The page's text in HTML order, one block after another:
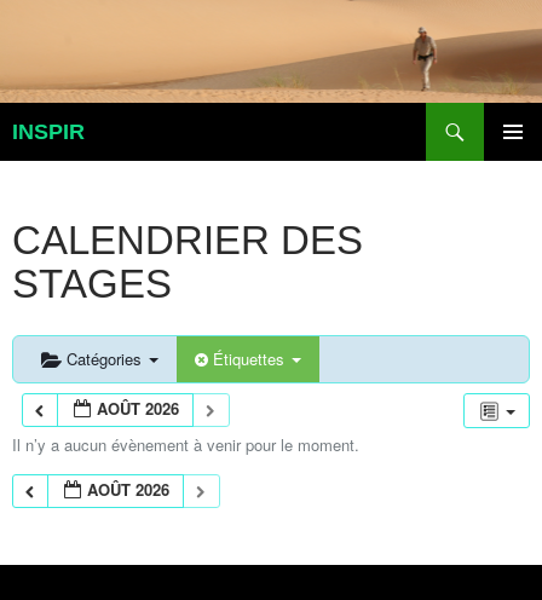
INSPIR
CALENDRIER DES
STAGES
Catégories Étiquettes
AOÛT 2026
Il n’y a aucun évènement à venir pour le moment.
AOÛT 2026